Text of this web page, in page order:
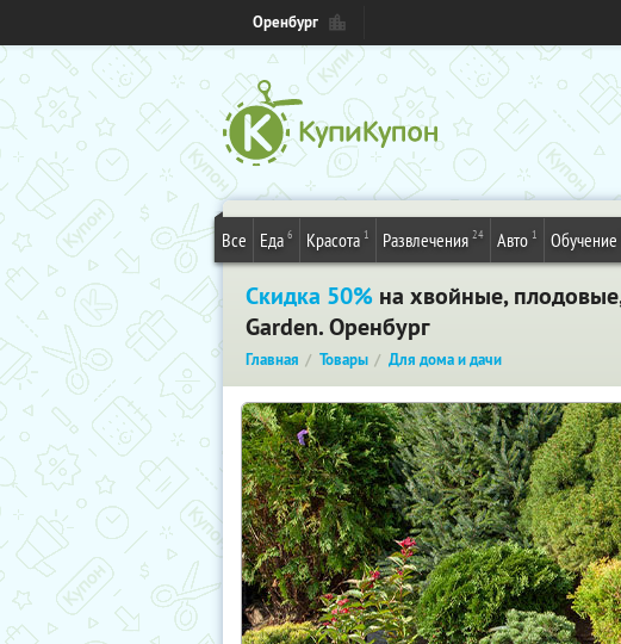
Оренбург
Все Еда 6 Красота 1 Развлечения 24 Авто 1 Обучение
Скидка 50% на хвойные,
Garden. Оренбург
Главная Товары Для дома и дачи